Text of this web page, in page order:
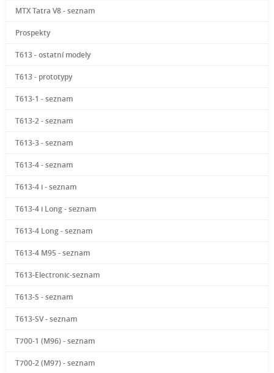
MTX Tatra V8 - seznam
Prospekty
T613 - ostatní modely
T613 - prototypy
T613-1 - seznam
T613-2 - seznam
T613-3 - seznam
T613-4 - seznam
T613-4 i - seznam
T613-4 i Long - seznam
T613-4 Long - seznam
T613-4 M95 - seznam
T613-Electronic-seznam
T613-S - seznam
T613-SV - seznam
T700-1 (M96) - seznam
T700-2 (M97) - seznam